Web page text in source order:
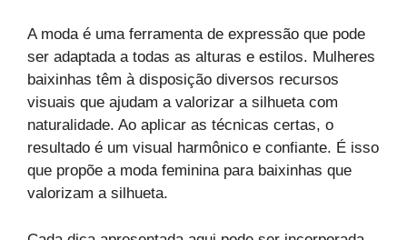
A moda é uma ferramenta de expressão que pode
ser adaptada a todas as alturas e estilos. Mulheres
baixinhas têm à disposição diversos recursos
visuais que ajudam a valorizar a silhueta com
naturalidade. Ao aplicar as técnicas certas, o
resultado é um visual harmônico e confiante. É isso
que propõe a moda feminina para baixinhas que
valorizam a silhueta.